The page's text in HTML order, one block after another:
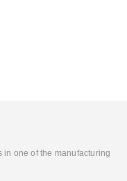
one of the manufacturing